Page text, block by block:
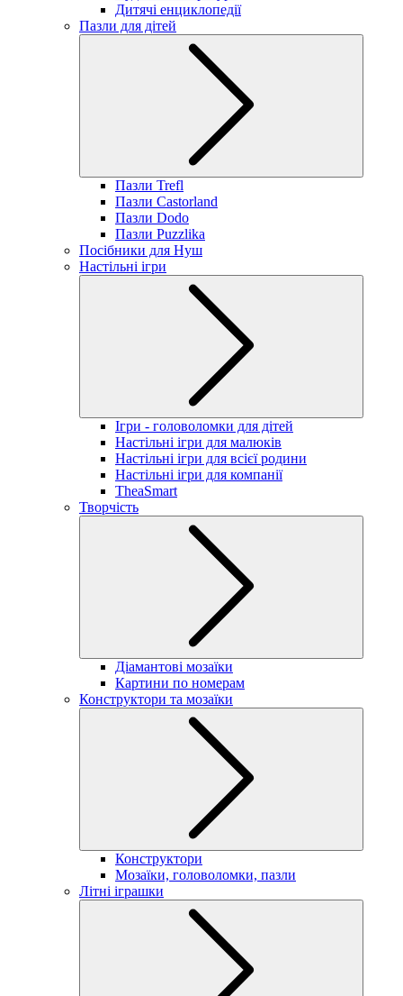
Дитячі енциклопедії
Пазли для дітей
Пазли Trefl
Пазли Castorland
Пазли Dodo
Пазли Puzzlika
Посібники для Нуш
Настільні ігри
Ігри - головоломки для дітей
Настільні ігри для малюків
Настільні ігри для всієї родини
Настільні ігри для компанії
TheaSmart
Творчість
Діамантові мозаїки
Картини по номерам
Конструктори та мозаїки
Конструктори
Мозаїки, головоломки, пазли
Літні іграшки